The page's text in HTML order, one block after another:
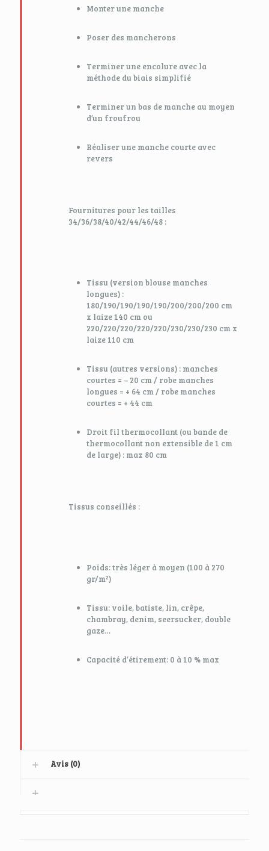
Monter une manche
Poser des mancherons
Terminer une encolure avec la
méthode du biais simplifié
Terminer un bas de manche au moyen
d’un froufrou
Réaliser une manche courte avec
revers
Fournitures pour les tailles
34/36/38/40/42/44/46/48 :
Tissu (version blouse manches
longues) :
180/190/190/190/190/200/200/200 cm
x laize 140 cm ou
220/220/220/220/220/230/230/230 cm x
laize 110 cm
Tissu (autres versions) : manches
courtes = – 20 cm / robe manches
longues = + 64 cm / robe manches
courtes = + 44 cm
Droit fil thermocollant (ou bande de
thermocollant non extensible de 1 cm
de large) : max 80 cm
Tissus conseillés :
Poids: très léger à moyen (100 à 270
gr/m²)
Tissu: voile, batiste, lin, crêpe,
chambray, denim, seer­sucker, double
gaze…
Capacité d’étirement: 0 à 10 % max
Avis (0)